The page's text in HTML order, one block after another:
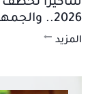
2026.. والجمهور يقارن بمونديال قطر 2022
المزيد